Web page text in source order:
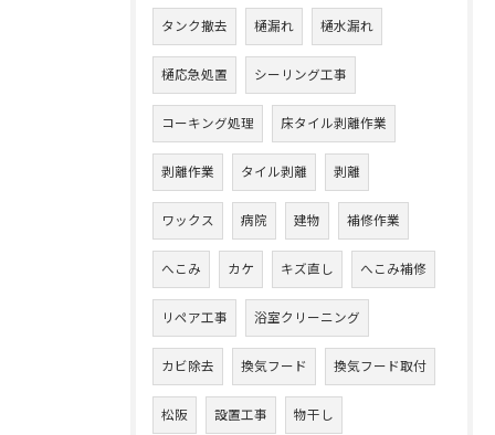
タンク撤去 樋漏れ 樋水漏れ
樋応急処置 シーリング工事
コーキング処理 床タイル剥離作業
剥離作業 タイル剥離 剥離
ワックス 病院 建物 補修作業
へこみ カケ キズ直し へこみ補修
リペア工事 浴室クリーニング
カビ除去 換気フード 換気フード取付
松阪 設置工事 物干し